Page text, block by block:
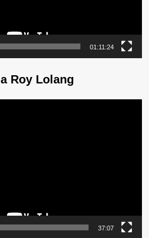
01:11:24
Roy Lolang
37:07